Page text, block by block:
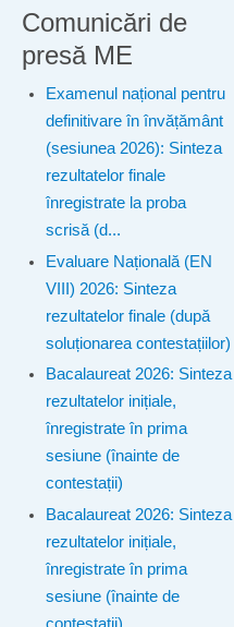
Comunicări de
presă ME
Examenul național pentru
definitivare în învățământ
(sesiunea 2026): Sinteza
rezultatelor finale
înregistrate la proba
scrisă (d...
Evaluare Națională (EN
VIII) 2026: Sinteza
rezultatelor finale (după
soluționarea contestațiilor)
Bacalaureat 2026: Sinteza
rezultatelor inițiale,
înregistrate în prima
sesiune (înainte de
contestații)
Bacalaureat 2026: Sinteza
rezultatelor inițiale,
înregistrate în prima
sesiune (înainte de